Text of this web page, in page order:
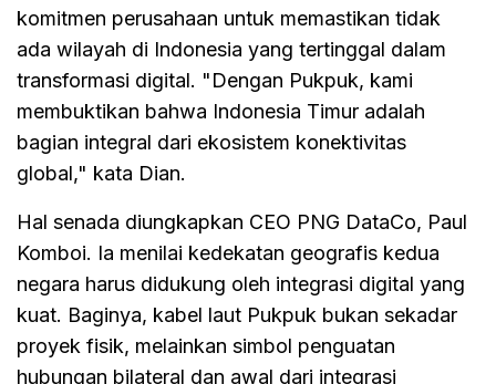
komitmen perusahaan untuk memastikan tidak
ada wilayah di Indonesia yang tertinggal dalam
transformasi digital. "Dengan Pukpuk, kami
membuktikan bahwa Indonesia Timur adalah
bagian integral dari ekosistem konektivitas
global," kata Dian.
Hal senada diungkapkan CEO PNG DataCo, Paul
Komboi. Ia menilai kedekatan geografis kedua
negara harus didukung oleh integrasi digital yang
kuat. Baginya, kabel laut Pukpuk bukan sekadar
proyek fisik, melainkan simbol penguatan
hubungan bilateral dan awal dari integrasi